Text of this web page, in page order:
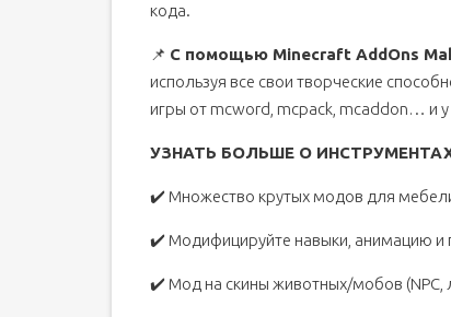
кода.
📌 С помощью Minecraft AddOns
используя все свои творческие
игры от mcword, mcpack, mcaddon… и у
УЗНАТЬ БОЛЬШЕ О
✔️ Множество крутых модов для мебели
✔️ Модифицируйте навыки, анимацию и
✔️ Мод на скины животных/мобов